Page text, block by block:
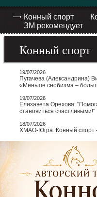
Конный спорт
ЗМ рекомендует
Конный спорт
19/07/2026
Пугачева (Александрина)
«Меньше снобизма –
19/07/2026
Елизавета Орехова:
становиться счастливыми!"
18/07/2026
ХМАО-Югра. Конный спорт